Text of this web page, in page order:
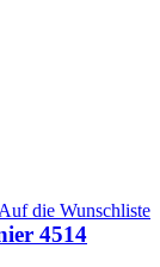
Auf die Wunschliste
4514